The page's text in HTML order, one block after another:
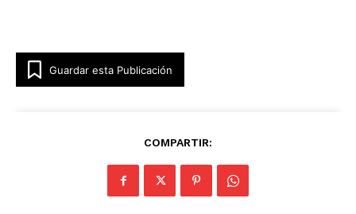
Guardar esta Publicación
COMPARTIR: